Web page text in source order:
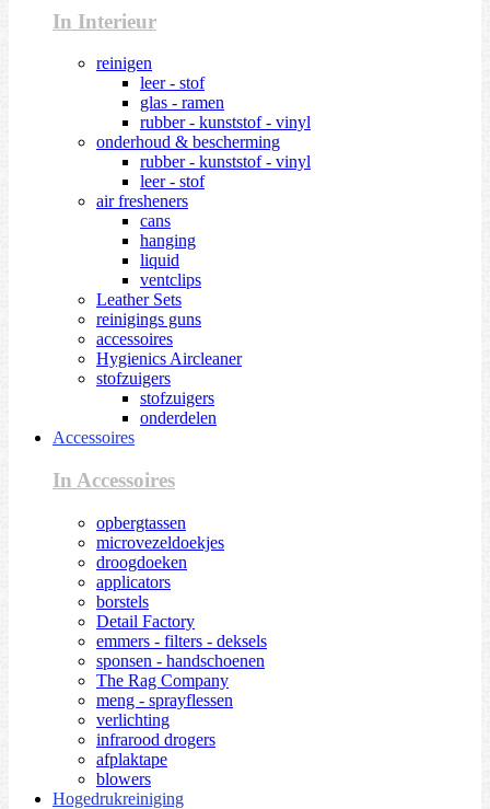
In Interieur
reinigen
leer - stof
glas - ramen
rubber - kunststof - vinyl
onderhoud & bescherming
rubber - kunststof - vinyl
leer - stof
air fresheners
cans
hanging
liquid
ventclips
Leather Sets
reinigings guns
accessoires
Hygienics Aircleaner
stofzuigers
stofzuigers
onderdelen
Accessoires
In Accessoires
opbergtassen
microvezeldoekjes
droogdoeken
applicators
borstels
Detail Factory
emmers - filters - deksels
sponsen - handschoenen
The Rag Company
meng - sprayflessen
verlichting
infrarood drogers
afplaktape
blowers
Hogedrukreiniging